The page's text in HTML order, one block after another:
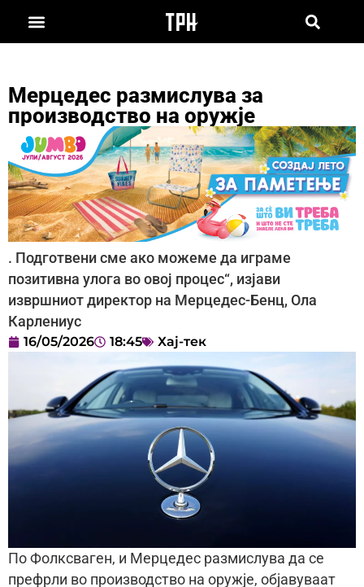
Мерцедес размислува за
производство на оружје
. Подготвени сме ако можеме да играме
позитивна улога во овој процес“, изјави
извршниот директор на Мерцедес-Бенц, Ола
Карлениус
16/05/2026 18:45 Хај-тек
По Фолксваген, и Мерцедес размислува да се
префрли во производство на оружје, објавуваат